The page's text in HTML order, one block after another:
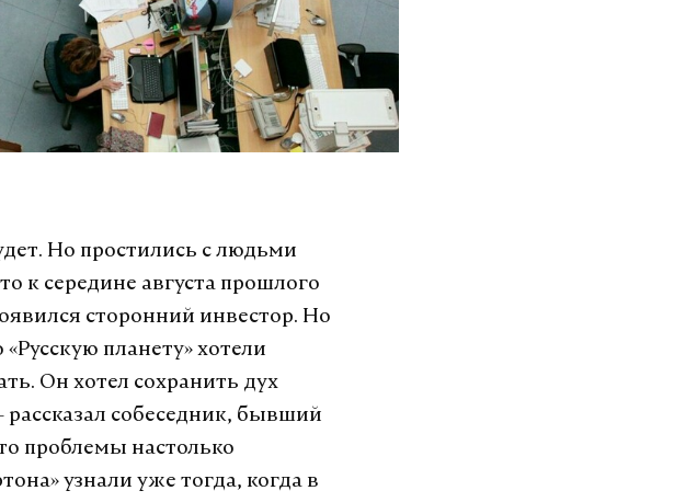
Но простились с людьми
к середине августа прошлого
сторонний инвестор. Но
планету» хотели
Он хотел сохранить дух
собеседник, бывший
проблемы настолько
узнали уже тогда, когда в